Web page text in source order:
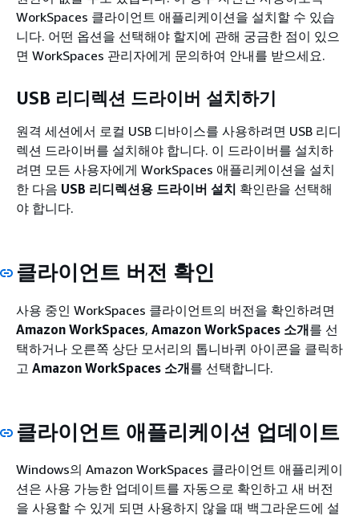
WorkSpaces 클라이언트 애플리케이션을 설치할 수 있습
니다. 어떤 옵션을 선택해야 할지에 관해 궁금한 점이 있으
면 WorkSpaces 관리자에게 문의하여 안내를 받으세요.
USB 리디렉션 드라이버 설치하기
원격 세션에서 로컬 USB 디바이스를 사용하려면 USB 리디
렉션 드라이버를 설치해야 합니다. 이 드라이버를 설치하
려면 모든 사용자에게 WorkSpaces 애플리케이션을 설치
한 다음 USB 리디렉션용 드라이버 설치 확인란을 선택해
야 합니다.
클라이언트 버전 확인
사용 중인 WorkSpaces 클라이언트의 버전을 확인하려면
Amazon WorkSpaces, Amazon WorkSpaces 소개를 선
택하거나 오른쪽 상단 모서리의 톱니바퀴 아이콘을 클릭하
고 Amazon WorkSpaces 소개를 선택합니다.
클라이언트 애플리케이션 업데이트
Windows의 Amazon WorkSpaces 클라이언트 애플리케이
션은 사용 가능한 업데이트를 자동으로 확인하고 새 버전
을 사용할 수 있게 되면 사용하지 않을 때 백그라운드에 설